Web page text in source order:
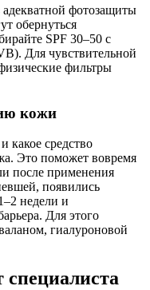
фотозащиты
обернуться
SPF 30–50 с
Для чувствительной
фильтры
кожи
какое средство
Это поможет вовремя
после применения
появились
недели и
Для этого
гиалуроновой
специалиста